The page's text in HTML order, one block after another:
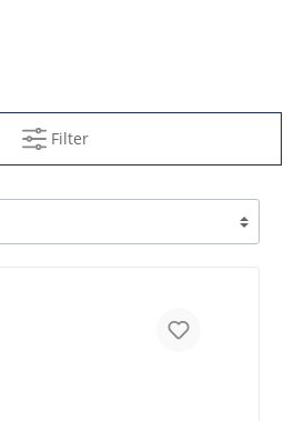
Filter